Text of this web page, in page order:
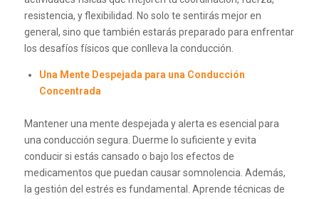
resistencia, y flexibilidad. No solo te sentirás mejor en
general, sino que también estarás preparado para enfrentar
los desafíos físicos que conlleva la conducción.
Una Mente Despejada para una Conducción
Concentrada
Mantener una mente despejada y alerta es esencial para
una conducción segura. Duerme lo suficiente y evita
conducir si estás cansado o bajo los efectos de
medicamentos que puedan causar somnolencia. Además,
la gestión del estrés es fundamental. Aprende técnicas de